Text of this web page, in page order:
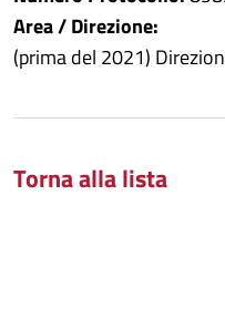
Area / Direzione:
(prima del 2021)
Torna alla lista